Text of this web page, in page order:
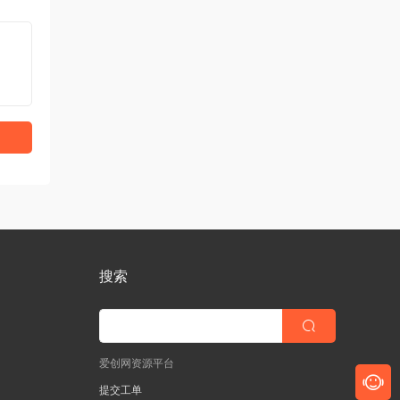
搜索
爱创网资源平台
提交工单